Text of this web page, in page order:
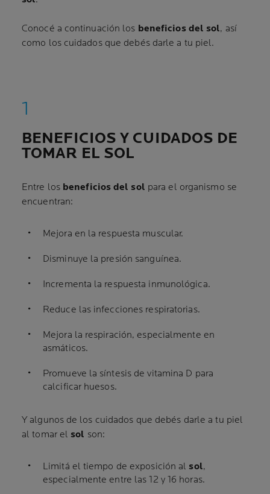
Conocé a continuación los beneficios del sol, así
como los cuidados que debés darle a tu piel.
BENEFICIOS Y CUIDADOS DE
TOMAR EL SOL
Entre los beneficios del sol para el organismo se
encuentran:
Mejora en la respuesta muscular.
Disminuye la presión sanguínea.
Incrementa la respuesta inmunológica.
Reduce las infecciones respiratorias.
Mejora la respiración, especialmente en
asmáticos.
Promueve la síntesis de vitamina D para
calcificar huesos.
Y algunos de los cuidados que debés darle a tu piel
al tomar el sol son:
Limitá el tiempo de exposición al sol,
especialmente entre las 12 y 16 horas.